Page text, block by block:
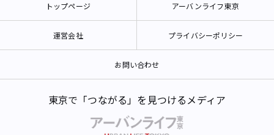
トップページ アーバンライフ東京
運営会社 プライバシーポリシー
お問い合わせ
東京で「つながる」を見つけるメディア